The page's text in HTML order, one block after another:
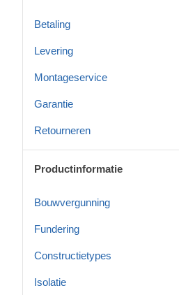
Betaling
Levering
Montageservice
Garantie
Retourneren
Productinformatie
Bouwvergunning
Fundering
Constructietypes
Isolatie